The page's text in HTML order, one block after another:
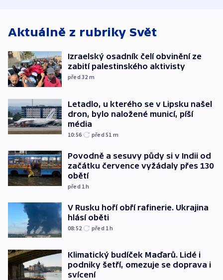
Aktuálně z rubriky Svět
Izraelský osadník čelí obvinění ze
zabití palestinského aktivisty
před 32 m
Letadlo, u kterého se v Lipsku našel
dron, bylo naložené municí, píší
média
10:56 před 51 m
Povodně a sesuvy půdy si v Indii od
začátku července vyžádaly přes 130
obětí
před 1h
V Rusku hoří obří rafinerie. Ukrajina
hlásí oběti
08:52 před 1h
Klimatický budíček Maďarů. Lidé i
podniky šetří, omezuje se doprava i
svícení